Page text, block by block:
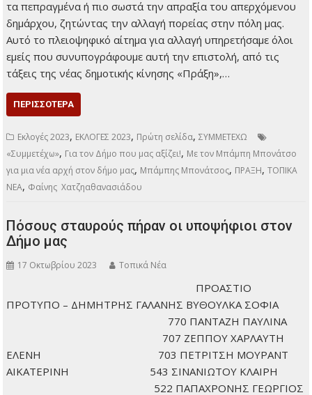
στον δήμο μας
17 Οκτωβρίου 2023 Τοπικά Νέα
20 ΥΠΟΨΉΦΙΟΙ ΤΗΣ
ΦΑΊΝΗΣ
ΜΠΟΝΆΤΣΟ! Τετάρτη,
11 Οκτωβρίου 2023 Με τον Μπάμπη Μπονάτσο για μια νέα
αρχή στον δήμο μας Την περασμένη Κυριακή οι πολίτες του
Ψυχικού, της Φιλοθέης και του Νέου Ψυχικού έστειλαν ένα
ποσοστό άνω του 61% αποδοκίμασαν τα πεπραγμένα ή πιο
σωστά την απραξία του απερχόμενου δημάρχου, ζητώντας
την αλλαγή πορείας στην πόλη μας. Αυτό το πλειοψηφικό
αίτημα για αλλαγή υπηρετήσαμε όλοι εμείς που
συνυπογράφουμε αυτή την επιστολή, από τις τάξεις της
νέας δημοτικής κίνησης «Πράξη»,…
Εκλογές 2023 Πρώτη σελίδα,ΣΥΜΜΕΤΕΧΩ
Για τον Δήμο που μας αξίζει!,Με τον Μπάμπη Μπονάτσο